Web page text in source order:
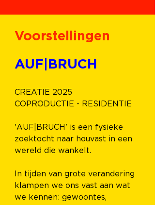
Voorstellingen
AUF|BRUCH
CREATIE 2025
COPRODUCTIE - RESIDENTIE
'AUF|BRUCH' is een fysieke
zoektocht naar houvast in een
wereld die wankelt.
In tijden van grote verandering
klampen we ons vast aan wat
we kennen: gewoontes,